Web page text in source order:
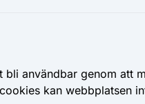
användbar genom
kan webbplatsen